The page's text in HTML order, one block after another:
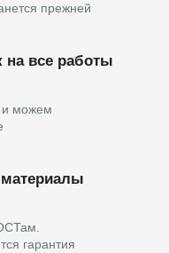
прежней
все работы
и можем
материалы
гарантия